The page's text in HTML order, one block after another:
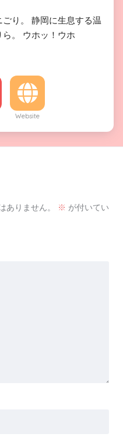
ごり。 静岡に生息する温
。 ウホッ！ウホ
Website
ありません。 ※ が付いてい